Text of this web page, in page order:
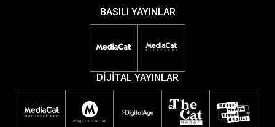
BASILI YAYINLAR
DİJİTAL YAYINLAR